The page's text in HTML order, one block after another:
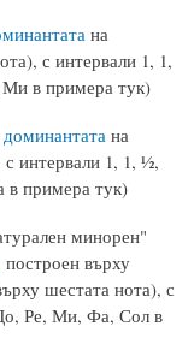
на
с интервали 1, 1,
в примера тук)
доминантата на
интервали 1, 1, ½,
примера тук)
минорен"
построен върху
шестата нота), с
Ре, Ми, Фа, Сол в